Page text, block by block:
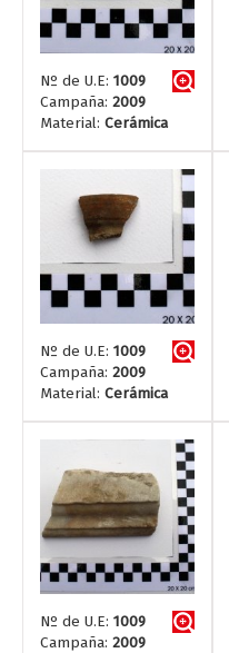
Nº de U.E: 1009
Campaña: 2009
Material: Cerámica
Nº de U.E: 1009
Campaña: 2009
Material: Cerámica
Nº de U.E: 1009
Campaña: 2009